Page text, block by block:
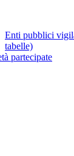
Enti pubblici
tabelle)
partecipate